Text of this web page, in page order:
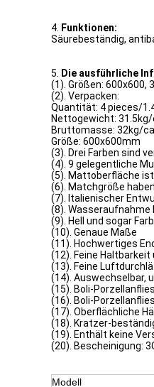
4. Funktionen:
Säurebeständig,
5.
Die ausführliche
(1). Größen: 600x600,
(2). Verpacken:
Quantität: 4 pieces/
Nettogewicht:
Bruttomasse: 32kg/
Größe: 600x600mm
(3). Drei Farben sind
(4). 9 gelegentliche
(5). Mattoberfläche
(6). Matchgröße
(7). Italienischer
(8). Wasseraufnahme
(9). Hell und sogar
(10). Genaue Maße
(11). Hochwertiges
(12). Feine
(13). Feine
(14). Auswechselbar,
(15). Boli-
(16). Boli-
(17). Oberflächliche
(18). Kratzer-
(19). Enthält keine
(20). Bescheinigung:
Modell